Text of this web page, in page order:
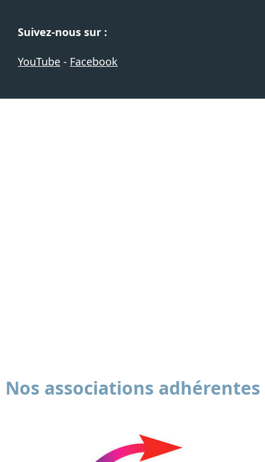
Suivez-nous sur :
YouTube - Facebook
Nos associations adhérentes